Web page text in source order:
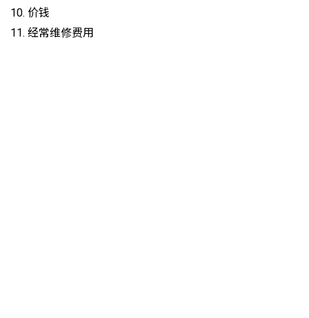
价钱
经常维修费用